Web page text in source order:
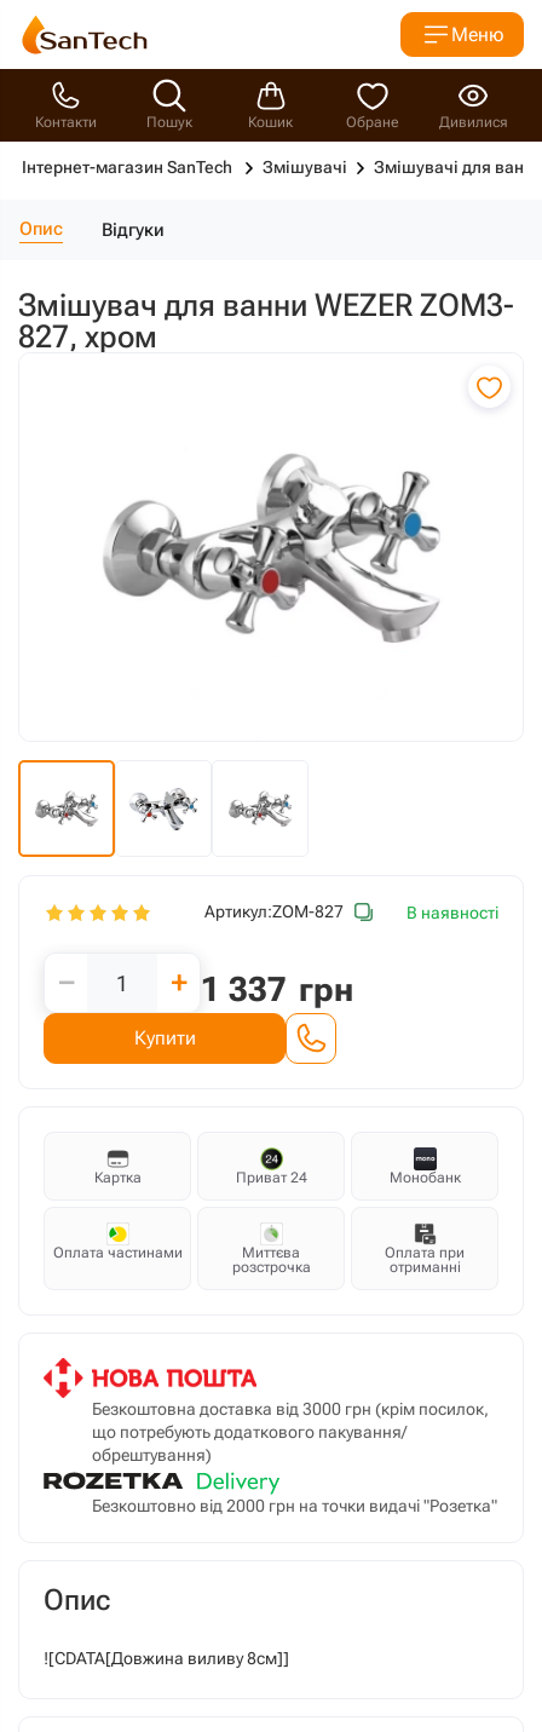
Меню
Контакти Пошук Кошик Обране Дивилися
Інтернет-магазин SanTech Змішувачі Змішувачі для ванни
Опис Відгуки
Змішувач для ванни WEZER ZOM3-
827, хром
Артикул:ZOM-827 В наявності
− + 1 337 грн
Купити
Картка Приват 24 Монобанк
Оплата частинами
Миттєва
розстрочка
Оплата при
отриманні
Безкоштовна доставка від 3000 грн (крім посилок,
що потребують додаткового пакування/
обрештування)
Безкоштовно від 2000 грн на точки видачі "Розетка"
Опис
![CDATA[Довжина виливу 8см]]